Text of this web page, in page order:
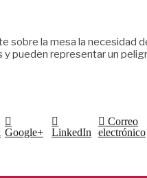
sobre la mesa la necesidad
pueden representar un
Google+ LinkedIn
Correo
electrónico